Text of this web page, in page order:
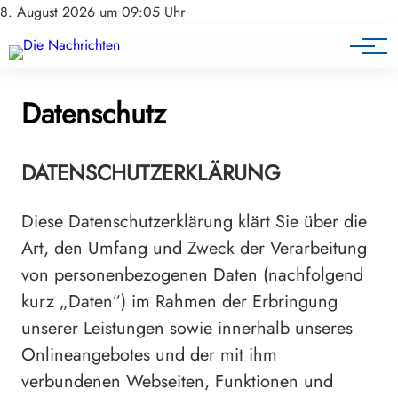
8. August 2026 um 09:05 Uhr
Datenschutz
DATENSCHUTZERKLÄRUNG
Diese Datenschutzerklärung klärt Sie über die
Art, den Umfang und Zweck der Verarbeitung
von personenbezogenen Daten (nachfolgend
kurz „Daten“) im Rahmen der Erbringung
unserer Leistungen sowie innerhalb unseres
Onlineangebotes und der mit ihm
verbundenen Webseiten, Funktionen und